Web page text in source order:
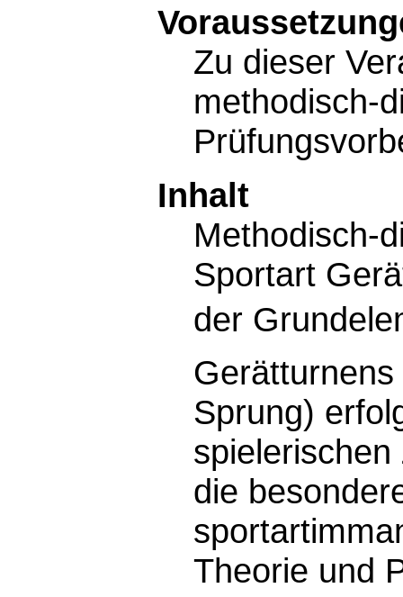
Zu dieser
methodisch-
Inhalt
Methodisch-
Sportart
der
Sprung)
die
Theorie und